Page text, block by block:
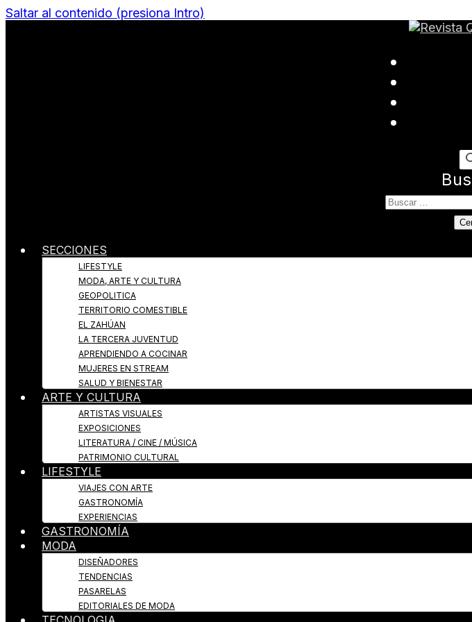
Saltar al contenido (presiona Intro)
SECCIONES
LIFESTYLE
MODA, ARTE Y CULTURA
GEOPOLITICA
TERRITORIO COMESTIBLE
EL ZAHÚAN
LA TERCERA JUVENTUD
APRENDIENDO A COCINAR
MUJERES EN STREAM
SALUD Y BIENESTAR
ARTE Y CULTURA
ARTISTAS VISUALES
EXPOSICIONES
LITERATURA / CINE / MÚSICA
PATRIMONIO CULTURAL
LIFESTYLE
VIAJES CON ARTE
GASTRONOMÍA
EXPERIENCIAS
GASTRONOMÍA
MODA
DISEÑADORES
TENDENCIAS
PASARELAS
EDITORIALES DE MODA